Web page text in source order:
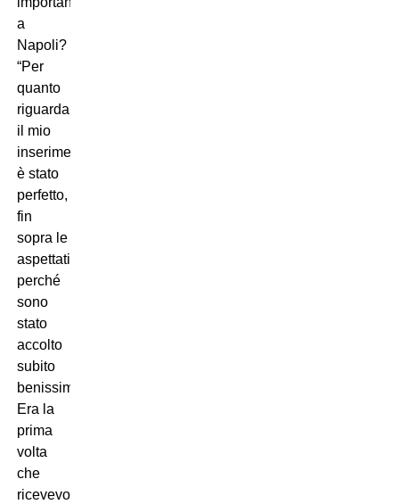
a
Napoli?
“Per
quanto
riguarda
il mio
inserimento
è stato
perfetto,
fin
sopra le
aspettative
perché
sono
stato
accolto
subito
benissimo.
Era la
prima
volta
che
ricevevo